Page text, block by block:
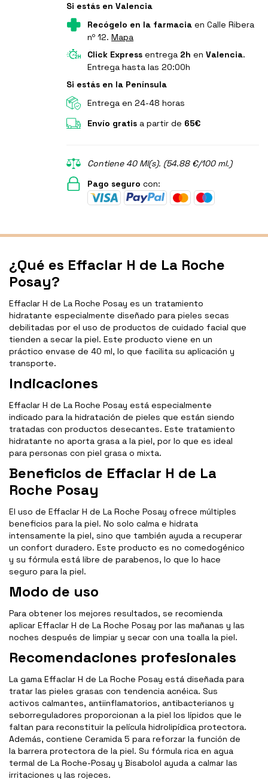
Si estás en Valencia
Recógelo en la farmacia en Calle Ribera
nº 12.Mapa
Click Express entrega 2h enValencia.
Entrega hasta las 20:00h
Si estás en la Península
Entrega en 24-48 horas
Envío gratis a partir de 65€
Contiene 40 Ml(s). (54.88 €/100 ml.)
Pago seguro con:
¿Qué es Effaclar H de La Roche
Posay?
Effaclar H de La Roche Posay es un tratamiento
hidratante especialmente diseñado para pieles secas
debilitadas por el uso de productos de cuidado facial que
tienden a secar la piel. Este producto viene en un
práctico envase de 40 ml, lo que facilita su aplicación y
transporte.
Indicaciones
Effaclar H de La Roche Posay está especialmente
indicado para la hidratación de pieles que están siendo
tratadas con productos desecantes. Este tratamiento
hidratante no aporta grasa a la piel, por lo que es ideal
para personas con piel grasa o mixta.
Beneficios de Effaclar H de La
Roche Posay
El uso de Effaclar H de La Roche Posay ofrece múltiples
beneficios para la piel. No solo calma e hidrata
intensamente la piel, sino que también ayuda a recuperar
un confort duradero. Este producto es no comedogénico
y su fórmula está libre de parabenos, lo que lo hace
seguro para la piel.
Modo de uso
Para obtener los mejores resultados, se recomienda
aplicar Effaclar H de La Roche Posay por las mañanas y las
noches después de limpiar y secar con una toalla la piel.
Recomendaciones profesionales
La gama Effaclar H de La Roche Posay está diseñada para
tratar las pieles grasas con tendencia acnéica. Sus
activos calmantes, antiinflamatorios, antibacterianos y
seborreguladores proporcionan a la piel los lípidos que le
faltan para reconstituir la película hidrolipídica protectora.
Además, contiene Ceramida 5 para reforzar la función de
la barrera protectora de la piel. Su fórmula rica en agua
termal de La Roche-Posay y Bisabolol ayuda a calmar las
irritaciones y las rojeces.